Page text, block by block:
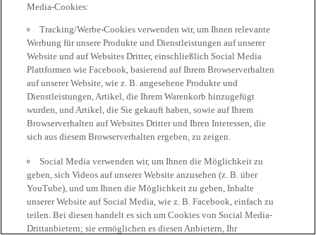
Media-Cookies:
Tracking/Werbe-Cookies verwenden wir, um Ihnen relevante
Werbung für unsere Produkte und Dienstleistungen auf unserer
Website und auf Websites Dritter, einschließlich Social Media
Plattformen wie Facebook, basierend auf Ihrem Browserverhalten
auf unserer Website, wie z. B. angesehene Produkte und
Dienstleistungen, Artikel, die Ihrem Warenkorb hinzugefügt
wurden, und Artikel, die Sie gekauft haben, sowie auf Ihrem
Browserverhalten auf Websites Dritter und Ihren Interessen, die
sich aus diesem Browserverhalten ergeben, zu zeigen.
Social Media verwenden wir, um Ihnen die Möglichkeit zu
geben, sich Videos auf unserer Website anzusehen (z. B. über
YouTube), und um Ihnen die Möglichkeit zu geben, Inhalte
unserer Website auf Social Media, wie z. B. Facebook, einfach zu
teilen. Bei diesen handelt es sich um Cookies von Social Media-
Drittanbietern; sie ermöglichen es diesen Anbietern, Ihr